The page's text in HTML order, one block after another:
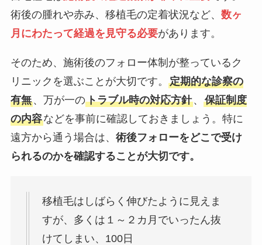
術後の腫れや赤み、移植毛の定着状況など、 数ヶ
月にわたって経過を見守る必要があります。
そのため、施術後のフォロー体制が整っているク
リニックを選ぶことが大切です。 定期的な診察の
有無、万が一のトラブル時の対応方針、 保証制度
の内容などを事前に確認しておきましょう。特に
遠方から通う場合は、 術後フォローをどこで受け
られるのかを確認することが大切です。
移植毛はしばらく伸びたように見えま
すが、多くは１～２カ月でいったん抜
けてしまい、100日